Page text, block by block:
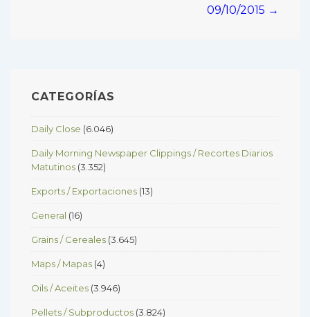
09/10/2015 →
CATEGORÍAS
Daily Close (6.046)
Daily Morning Newspaper Clippings / Recortes Diarios
Matutinos (3.352)
Exports / Exportaciones (13)
General (16)
Grains / Cereales (3.645)
Maps / Mapas (4)
Oils / Aceites (3.946)
Pellets / Subproductos (3.824)